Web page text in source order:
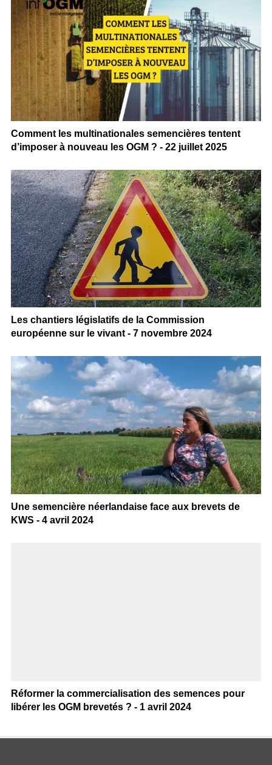
Comment les multinationales semencières tentent
d’imposer à nouveau les OGM ? - 22 juillet 2025
Les chantiers législatifs de la Commission
européenne sur le vivant - 7 novembre 2024
Une semencière néerlandaise face aux brevets de
KWS - 4 avril 2024
Réformer la commercialisation des semences pour
libérer les OGM brevetés ? - 1 avril 2024